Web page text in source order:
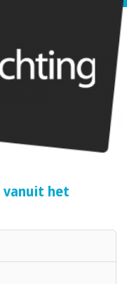
vanuit het